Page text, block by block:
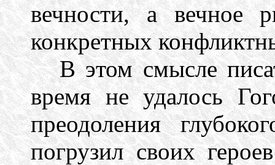
вечности, а вечное
конкретных
В этом смысле
время не удалось
преодоления
погрузил своих